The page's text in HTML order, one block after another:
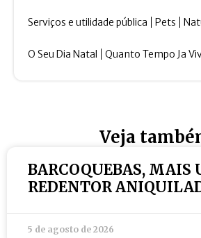
Serviços e utilidade pública Pets
O Seu Dia Natal Quanto Tempo Ja
Veja
BARCOQUEBAS, MAIS
REDENTOR
5 de agosto de 2026